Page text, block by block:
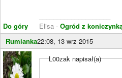
Do góry
Elisa - Ogród z
Rumianka22:08, 13 wrz 2015
L00zak napisał(a)